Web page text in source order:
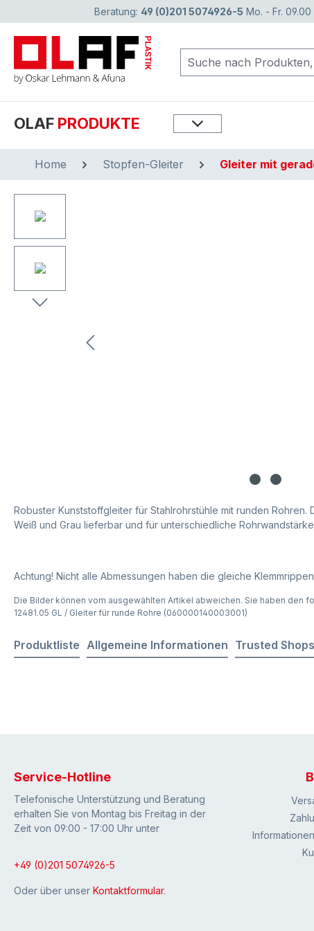
Zur Hauptnavigation springen
Beratung: 49 (0)201 5074926-5 Mo. - Fr. 09.00
OLAF PRODUKTE
Home Stopfen-Gleiter Gleiter mit
Robuster Kunststoffgleiter für Stahlrohrstühle mit runden Rohren.
Weiß und Grau lieferbar und für unterschiedliche
Achtung! Nicht alle Abmessungen haben die gleiche
Die Bilder können vom ausgewählten Artikel abweichen. Sie haben den
12481.05 GL / Gleiter für runde Rohre (060000140003001)
Produktliste Allgemeine Informationen Trusted
Service-Hotline
Telefonische Unterstützung und Beratung
erhalten Sie von Montag bis Freitag in der
Zeit von 09:00 - 17:00 Uhr unter
+49 (0)201 5074926-5
Oder über unser Kontaktformular.